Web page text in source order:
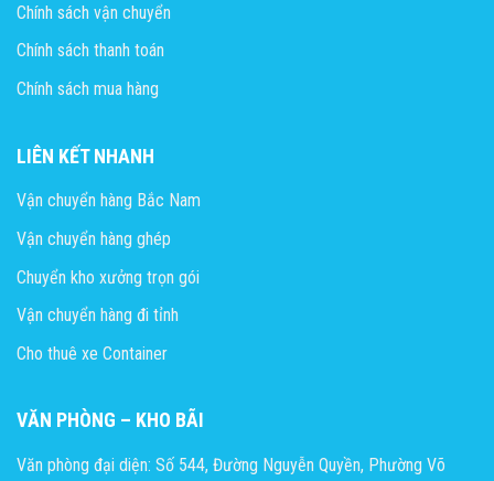
Chính sách vận chuyển
Chính sách thanh toán
Chính sách mua hàng
LIÊN KẾT NHANH
Vận chuyển hàng Bắc Nam
Vận chuyển hàng ghép
Chuyển kho xưởng trọn gói
Vận chuyển hàng đi tỉnh
Cho thuê xe Container
VĂN PHÒNG – KHO BÃI
Văn phòng đại diện: Số 544, Đường Nguyễn Quyền, Phường Võ